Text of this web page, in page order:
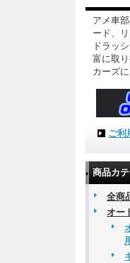
アメ車
ード、
ドラッ
富に取
カーズ
ご利
商品カ
全商
オー